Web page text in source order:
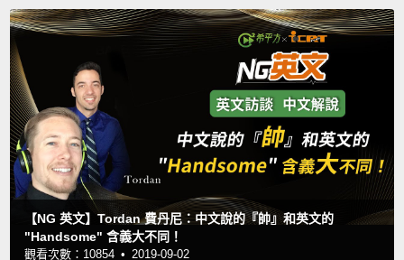
【NG 英文】Tordan 費丹尼：中文說的『帥』和英文的
"Handsome" 含義大不同！
觀看次數：10854 • 2019-09-02